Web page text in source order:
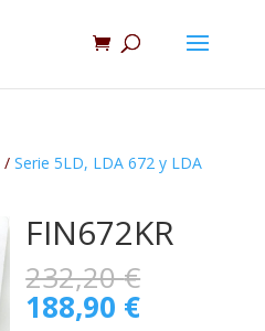
/ Serie 5LD, LDA 672 y LDA
FIN672KR
232,20€
188,90 €El